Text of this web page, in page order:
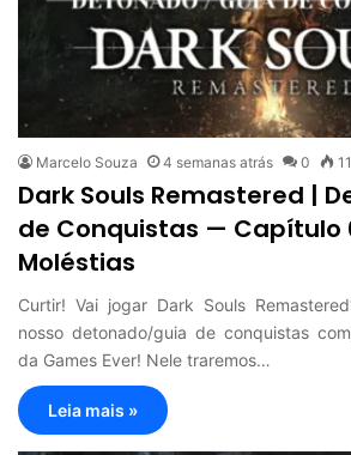
Marcelo Souza 4 semanas atrás 0
Dark Souls Remastered |
de Conquistas — Capítulo
Moléstias
Curtir! Vai jogar Dark Souls
nosso detonado/guia de conquistas
da Games Ever! Nele traremos…
Leia mais »